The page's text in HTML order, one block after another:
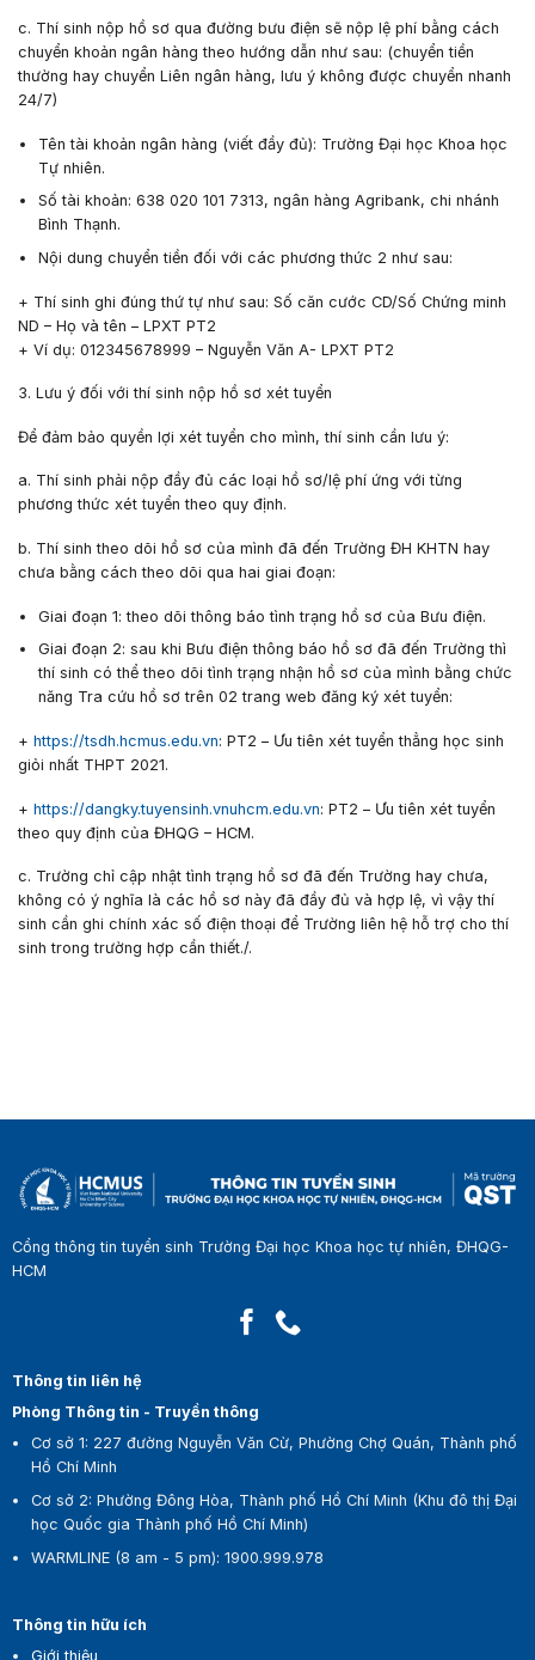
c. Thí sinh nộp hồ sơ qua đường bưu điện sẽ nộp lệ phí bằng cách
chuyển khoản ngân hàng theo hướng dẫn như sau: (chuyển tiền
thường hay chuyển Liên ngân hàng, lưu ý không được chuyển nhanh
24/7)
Tên tài khoản ngân hàng (viết đầy đủ): Trường Đại học Khoa học
Tự nhiên.
Số tài khoản: 638 020 101 7313, ngân hàng Agribank, chi nhánh
Bình Thạnh.
Nội dung chuyển tiền đối với các phương thức 2 như sau:
+ Thí sinh ghi đúng thứ tự như sau: Số căn cước CD/Số Chứng minh
ND – Họ và tên – LPXT PT2
+ Ví dụ: 012345678999 – Nguyễn Văn A- LPXT PT2
3. Lưu ý đối với thí sinh nộp hồ sơ xét tuyển
Để đảm bảo quyền lợi xét tuyển cho mình, thí sinh cần lưu ý:
a. Thí sinh phải nộp đầy đủ các loại hồ sơ/lệ phí ứng với từng
phương thức xét tuyển theo quy định.
b. Thí sinh theo dõi hồ sơ của mình đã đến Trường ĐH KHTN hay
chưa bằng cách theo dõi qua hai giai đoạn:
Giai đoạn 1: theo dõi thông báo tình trạng hồ sơ của Bưu điện.
Giai đoạn 2: sau khi Bưu điện thông báo hồ sơ đã đến Trường thì
thí sinh có thể theo dõi tình trạng nhận hồ sơ của mình bằng chức
năng Tra cứu hồ sơ trên 02 trang web đăng ký xét tuyển:
+ https://tsdh.hcmus.edu.vn: PT2 – Ưu tiên xét tuyển thẳng học sinh
giỏi nhất THPT 2021.
+ https://dangky.tuyensinh.vnuhcm.edu.vn: PT2 – Ưu tiên xét tuyển
theo quy định của ĐHQG – HCM.
c. Trường chỉ cập nhật tình trạng hồ sơ đã đến Trường hay chưa,
không có ý nghĩa là các hồ sơ này đã đầy đủ và hợp lệ, vì vậy thí
sinh cần ghi chính xác số điện thoại để Trường liên hệ hỗ trợ cho thí
sinh trong trường hợp cần thiết./.
Cổng thông tin tuyển sinh Trường Đại học Khoa học tự nhiên, ĐHQG-
HCM
Thông tin liên hệ
Phòng Thông tin - Truyền thông
Cơ sở 1: 227 đường Nguyễn Văn Cừ, Phường Chợ Quán, Thành phố
Hồ Chí Minh
Cơ sở 2: Phường Đông Hòa, Thành phố Hồ Chí Minh (Khu đô thị Đại
học Quốc gia Thành phố Hồ Chí Minh)
WARMLINE (8 am - 5 pm):1900.999.978
Thông tin hữu ích
Giới thiệu